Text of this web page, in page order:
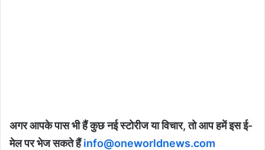
अगर आपके पास भी हैं कुछ नई स्टोरीज या विचार, तो आप हमें इस ई-
मेल पर भेज सकते हैंinfo@oneworldnews.com